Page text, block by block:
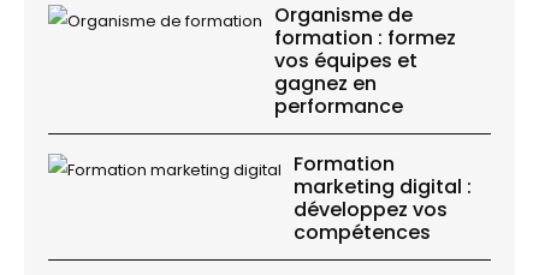
Organisme de
formation : formez
vos équipes et
gagnez en
performance
Formation
marketing digital :
développez vos
compétences